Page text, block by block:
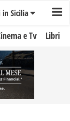
Sicilia
e Tv Libri